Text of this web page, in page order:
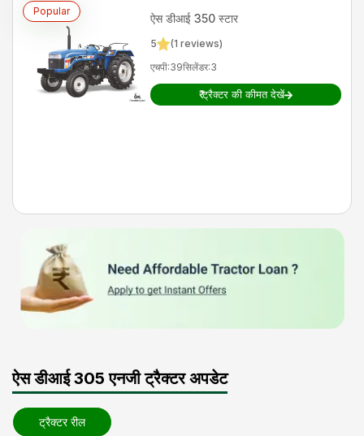
Popular
ऐस डीआई 350 स्टार
5 (1 reviews)
एचपी:39सिलेंडर:3
₹ट्रैक्टर की कीमत देखें
ऐस डीआई 305 एनजी ट्रैक्टर अपडेट
ट्रैक्टर रील